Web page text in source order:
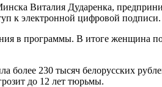
Виталия Дударенка,
к электронной цифровой подписи.
в программы. В итоге женщина
более 230 тысяч белорусских
до 12 лет тюрьмы.